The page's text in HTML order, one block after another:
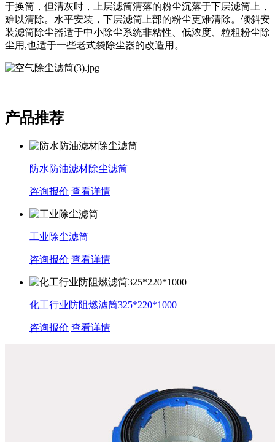
于换筒，但清灰时，上层滤筒清落的粉尘沉落于下层滤筒上，
难以清除。水平安装，下层滤筒上部的粉尘更难清除。倾斜安
装滤筒除尘器适于中小除尘系统非粘性、低浓度、粒粗粉尘除
尘用,也适于一些老式袋除尘器的改造用。
产品推荐
防水防油滤材除尘滤筒
咨询报价 查看详情
工业除尘滤筒
咨询报价 查看详情
化工行业防阻燃滤筒325*220*1000
咨询报价 查看详情